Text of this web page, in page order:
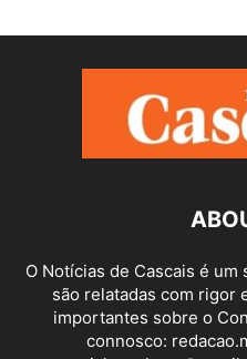
O Notícias de Cascais é
são relatadas com rigor
importantes sobre o
connosco: